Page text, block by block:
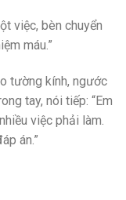
việc, bèn chuyển
máu.”
tường kính, ngước
tay, nói tiếp: “Em
việc phải làm.
án.”